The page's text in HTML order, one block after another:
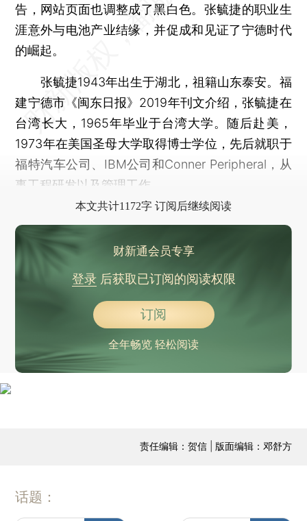
告，网站页面也调整成了黑白色。张毓捷的职业生
涯意外与电池产业结缘，并促成和见证了宁德时代
的崛起。
张毓捷1943年出生于湖北，祖籍山东泰安。福
建宁德市《闽东日报》2019年刊文介绍，张毓捷在
台湾长大，1965年毕业于台湾大学。随后赴美，
1973年在美国圣母大学取得博士学位，先后就职于
福特汽车公司、IBM公司和Conner Peripheral，从
事工程研发以及管理工作。
本文共计1172字 订阅后继续阅读
财新通会员专享
登录后获取已订阅的阅读权限
订阅
全年畅览 轻松阅读
责任编辑：贺信 | 版面编辑：邓舒方
话题：